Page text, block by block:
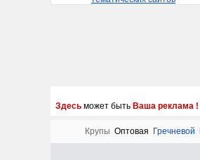
Здесь может быть Ваша реклама !
Крупы Оптовая Гречневой